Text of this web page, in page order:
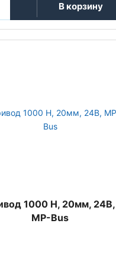
В корзину
1000 Н, 20мм, 24В,
MP-Bus